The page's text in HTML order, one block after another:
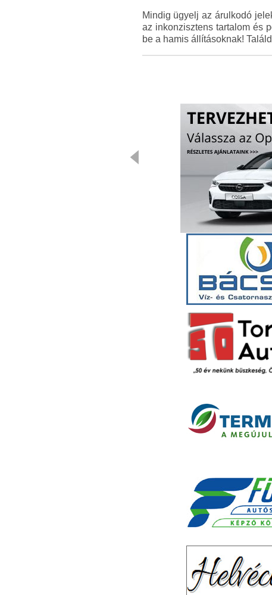
Mindig ügyelj az árulkodó
az inkonzisztens tartalom és
be a hamis állításoknak!